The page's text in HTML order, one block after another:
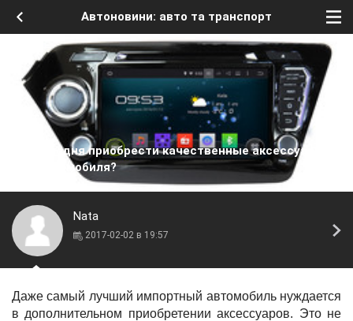
Автоновини: авто та транспорт
Где сегодня приобрести качественные аксессуары
для автомобиля?
Nata
2017-02-02 в 19:57
Даже самый лучший импортный автомобиль нуждается
в дополнительном приобретении аксессуаров. Это не